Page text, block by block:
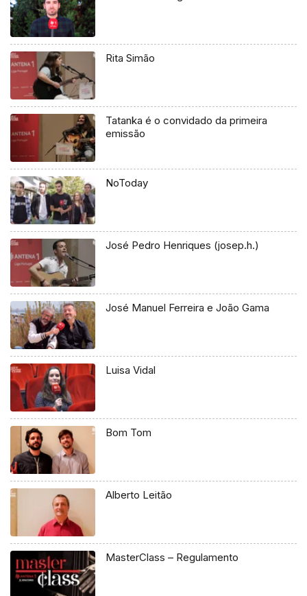
Rita Simão
Tatanka é o convidado da primeira
emissão
NoToday
José Pedro Henriques (josep.h.)
José Manuel Ferreira e João Gama
Luisa Vidal
Bom Tom
Alberto Leitão
MasterClass – Regulamento